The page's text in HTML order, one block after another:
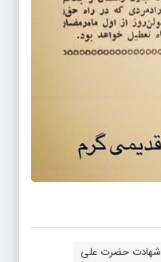
شهادت حضرت علی